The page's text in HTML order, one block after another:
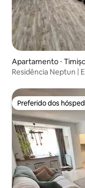
Apartamento ⋅
Residência Neptun |
Preferido dos
Preferido dos